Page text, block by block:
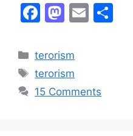
F
c
e
b
M
st
o
d
E
Categories
terorism
Tags
terorism
15 Comments